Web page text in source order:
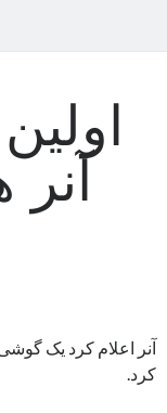
آنر اعلام کرد یک
کرد.